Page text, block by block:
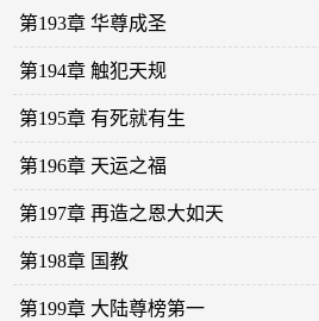
第193章 华尊成圣
第194章 触犯天规
第195章 有死就有生
第196章 天运之福
第197章 再造之恩大如天
第198章 国教
第199章 大陆尊榜第一